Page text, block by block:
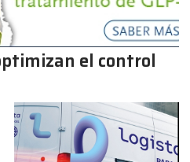
el control